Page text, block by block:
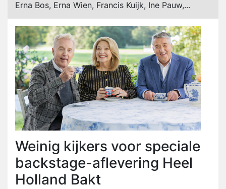
Erna Bos, Erna Wien, Francis Kuijk, Ine Pauw,...
Weinig kijkers voor speciale
backstage-aflevering Heel
Holland Bakt